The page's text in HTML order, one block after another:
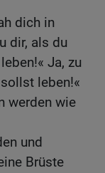
dich in
dir, als du
Ja, zu
leben!«
werden wie
und
Brüste